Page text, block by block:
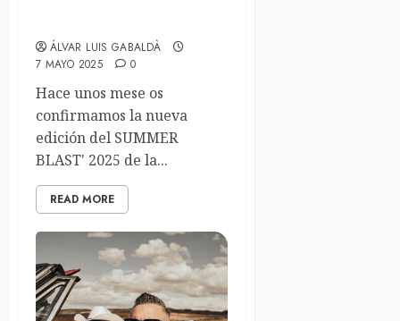
ÁLVAR LUIS GABALDÀ
7 MAYO 2025
0
Hace unos mese os
confirmamos la nueva
edición del SUMMER
BLAST' 2025 de la...
READ MORE